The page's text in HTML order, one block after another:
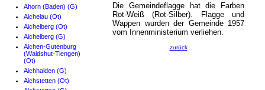
Ahorn (Baden) (G)
Aichelau (Ot)
Aichelberg (Ot)
Aichelberg (G)
Aichen-Gutenburg
(Waldshut-Tiengen)
(Ot)
Aichhalden (G)
Aichstetten (Ot)
Die Gemeindeflagge hat die Farben
Rot-Weiß (Rot-Silber). Flagge und
Wappen wurden der Gemeinde 1957
vom Innenministerium verliehen.
zurück